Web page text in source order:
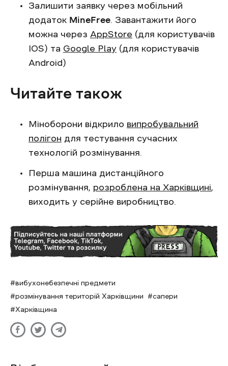
Залишити заявку через мобільний
додаток MineFree. Завантажити його
можна через AppStore (для користувачів
IOS) та Google Play (для користувачів
Android)
Читайте також
Міноборони відкрило випробувальний
полігон для тестування сучасних
технологій розмінування.
Перша машина дистанційного
розмінування, розроблена на Харківщині,
виходить у серійне виробництво.
вибухонебезпечні предмети
розмінування територій Харківщини
сапери
Харківщина